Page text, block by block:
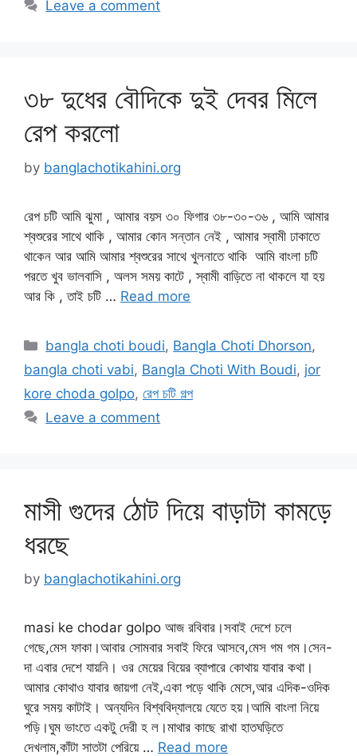
Leave a comment
৩৮ দুধের বৌদিকে দুই দেবর মিলে
রেপ করলো
by banglachotikahini.org
রেপ চটি আমি ঝুমা , আমার বয়স ৩০ ফিগার ৩৮-৩০-৩৬ , আমি আমার
শ্বশুরের সাথে থাকি , আমার কোন সন্তান নেই , আমার স্বামী ঢাকাতে
থাকেন আর আমি আমার শ্বশুরের সাথে খুলনাতে থাকি আমি বাংলা চটি
পরতে খুব ভালবাসি , অলস সময় কাটে , স্বামী বাড়িতে না থাকলে যা হয়
আর কি , তাই চটি … Read more
Categories
bangla choti boudi, Bangla Choti Dhorson,
bangla choti vabi, Bangla Choti With Boudi, jor
kore choda golpo, রেপ চটি গল্প
Leave a comment
মাসী গুদের ঠোট দিয়ে বাড়াটা কামড়ে
ধরছে
by banglachotikahini.org
masi ke chodar golpo আজ রবিবার।সবাই দেশে চলে
গেছে,মেস ফাকা।আবার সোমবার সবাই ফিরে আসবে,মেস গম গম।সেন-
দা এবার দেশে যায়নি। ওর মেয়ের বিয়ের ব্যাপারে কোথায় যাবার কথা।
আমার কোথাও যাবার জায়গা নেই,একা পড়ে থাকি মেসে,আর এদিক-ওদিক
ঘুরে সময় কাটাই। অন্যদিন বিশ্ববিদ্যালয়ে যেতে হয়।আমি বাংলা নিয়ে
পড়ি।ঘুম ভাংতে একটু দেরী হ ল।মাথার কাছে রাখা হাতঘড়িতে
দেখলাম,কাঁটা সাতটা পেরিয়ে … Read more